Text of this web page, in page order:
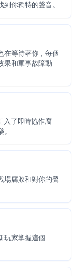
你獨特的聲音。
在等待著你，每個
果和軍事故障動
了即時協作腐
場腐敗和對你的聲
玩家掌握這個